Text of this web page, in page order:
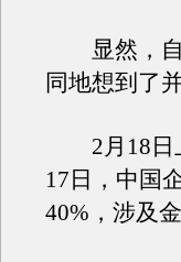
显然，自
同地想到了
2月18日上
17日，中国
40%，涉及